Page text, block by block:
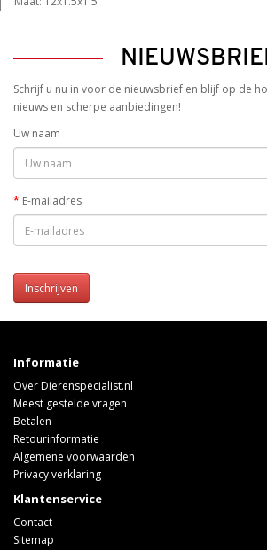
Schrijf u nu in voor de nieuwsbrief en blijf op de
nieuws en scherpe aanbiedingen!
Uw naam
E-mailadres
Inschrijven
Informatie
Over Dierenspecialist.nl
Meest gestelde vragen
Betalen
Retourinformatie
Algemene voorwaarden
Privacy verklaring
Klantenservice
Contact
Sitemap